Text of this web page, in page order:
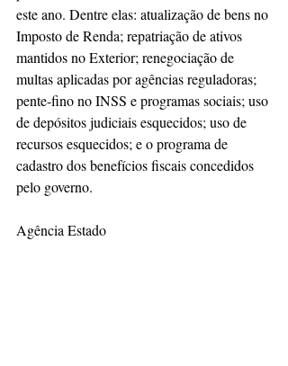
este ano. Dentre elas: atualização de bens no
Imposto de Renda; repatriação de ativos
mantidos no Exterior; renegociação de
multas aplicadas por agências reguladoras;
pente-fino no INSS e programas sociais; uso
de depósitos judiciais esquecidos; uso de
recursos esquecidos; e o programa de
cadastro dos benefícios fiscais concedidos
pelo governo.
Agência Estado